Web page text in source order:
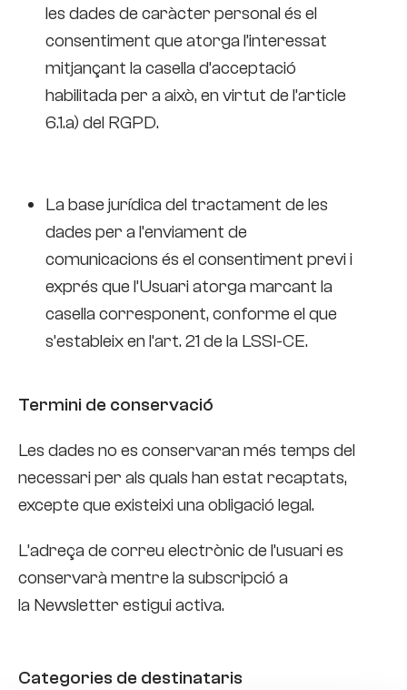
les dades de caràcter personal és el
consentiment que atorga l’interessat
mitjançant la casella d’acceptació
habilitada per a això, en virtut de l’article
6.1.a) del RGPD.
La base jurídica del tractament de les
dades per a l’enviament de
comunicacions és el consentiment previ i
exprés que l’Usuari atorga marcant la
casella corresponent, conforme el que
s’estableix en l’art. 21 de la LSSI-CE.
Termini de conservació
Les dades no es conservaran més temps del
necessari per als quals han estat recaptats,
excepte que existeixi una obligació legal.
L’adreça de correu electrònic de l’usuari es
conservarà mentre la subscripció a
la Newsletter estigui activa.
Categories de destinataris